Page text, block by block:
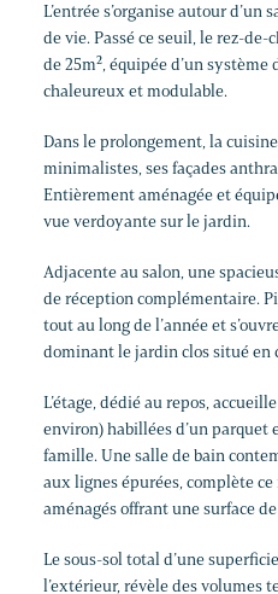
L’entrée s’organise autour
de vie. Passé ce seuil, le rez-
de 25m², équipée d’un
chaleureux et modulable.
Dans le prolongement, la
minimalistes, ses façades
Entièrement aménagée et
vue verdoyante sur le jardin.
Adjacente au salon, une
de réception complémentaire.
tout au long de l’année et
dominant le jardin clos situé en
L’étage, dédié au repos,
environ) habillées d’un
famille. Une salle de bain
aux lignes épurées, complète
aménagés offrant une surface
Le sous-sol total d’une
l’extérieur, révèle des volumes